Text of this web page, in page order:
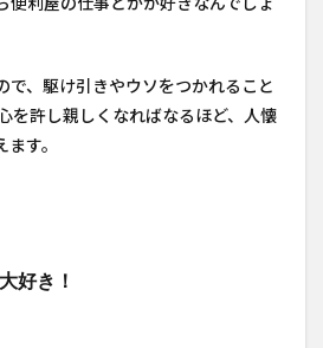
で、駆け引きやウソをつかれること
を許し親しくなればなるほど、人懐
す。
好き！